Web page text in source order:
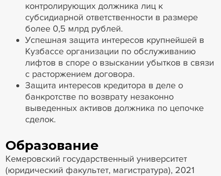
контролирующих должника лиц к
субсидиарной ответственности в размере
более 0,5 млрд рублей.
Успешная защита интересов крупнейшей в
Кузбассе организации по обслуживанию
лифтов в споре о взыскании убытков в связи
с расторжением договора.
Защита интересов кредитора в деле о
банкротстве по возврату незаконно
выведенных активов должника по цепочке
сделок.
Образование
Кемеровский государственный университет
(юридический факультет, магистратура), 2021